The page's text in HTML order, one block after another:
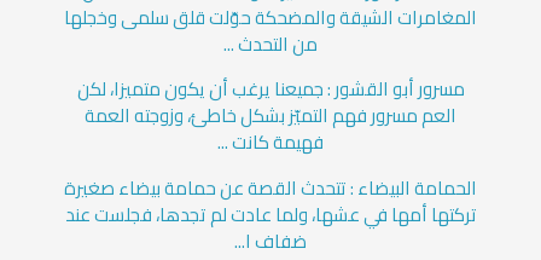
المغامرات الشيقة والمضحكة حوّلت قلق سلمى وخجلها
من التحدث ...
مسرور أبو القشور : جميعنا يرغب أن يكون متميزا، لكن
العم مسرور فهم التميّز بشكل خاطئ، وزوجته العمة
فهيمة كانت ...
الحمامة البيضاء : تتحدث القصة عن حمامة بيضاء صغيرة
تركتها أمها في عشها، ولما عادت لم تجدها، فجلست عند
ضفاف ا...